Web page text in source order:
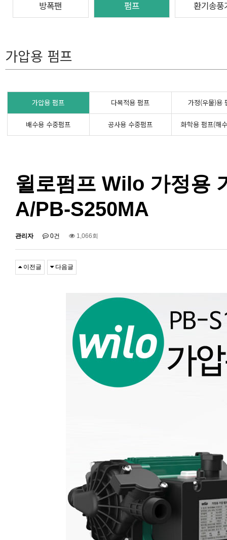
방폭팬 펌프 환기송풍
가압용 펌프
가압용 펌프 다목적용 펌프 가정(우물)용
배수용 수중펌프 공사용 수중펌프 화학용 펌프(해
윌로펌프 Wilo 가정용
A/PB-S250MA
관리자 0건 1,066회
이전글 다음글